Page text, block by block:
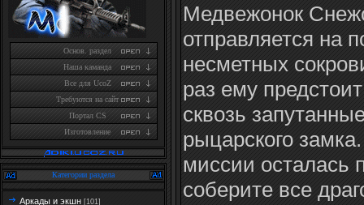
Основ. раздел
Наша каманда
Все для UcoZ
Требуются на сайт
Портал CS
Изготовление
Категории раздела
Аркады и экшн [101]
Медвежонок
отправляется на
несметных
раз ему
сквозь
рыцарского
миссии осталась
соберите все